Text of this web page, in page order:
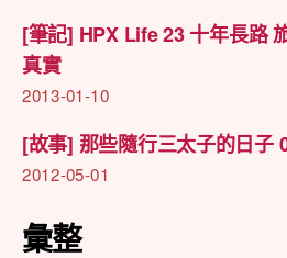
[筆記] HPX Life 23 十年長路
真實
2013-01-10
[故事] 那些隨行三太子的日子
2012-05-01
彙整